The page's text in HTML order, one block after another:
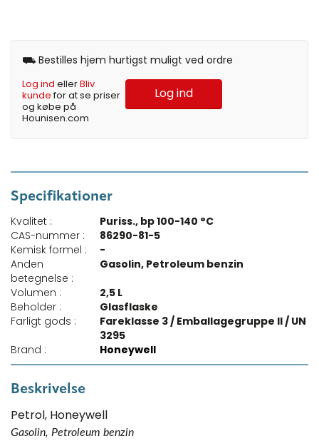
⛟ Bestilles hjem hurtigst muligt ved ordre
Log ind ellerBliv
kundefor at se priser
og købe på
Hounisen.com
Log ind
Specifikationer
Kvalitet :
Puriss., bp 100-140 °C
CAS-nummer :
86290-81-5
Kemisk formel :
-
Anden
betegnelse :
Gasolin, Petroleum benzin
Volumen :
2,5 L
Beholder :
Glasflaske
Farligt gods :
Fareklasse 3 / Emballagegruppe II / UN
3295
Brand :
Honeywell
Beskrivelse
Petrol, Honeywell
Gasolin, Petroleum benzin